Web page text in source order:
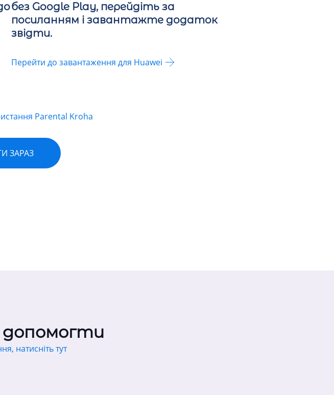
без Google Play, перейдіть за
посиланням і завантажте додаток
звідти.
Перейти до завантаження для Huawei
Parental Kroha
ЗАРАЗ
натисніть тут